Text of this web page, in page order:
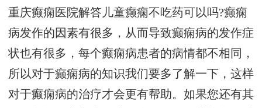
重庆癫痫医院解答儿童癫痫不吃药可以吗?癫痫
病发作的因素有很多，从而导致癫痫病的发作症
状也有很多，每个癫痫病患者的病情都不相同，
所以对于癫痫病的知识我们要多了解一下，这样
对于癫痫病的治疗才会更有帮助。如果您还有其